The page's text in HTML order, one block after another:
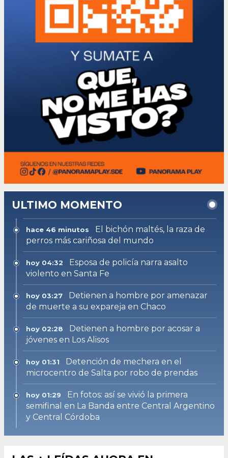
ULTIMO MOMENTO
hace 46 minutos
El bichón maltés, la raza de
perros más cariñosa del mundo
hoy 04:32
Esposa de policía narra asalto
violento en Santa Fe
hoy 03:27
Detienen a hombre por amenazar
de muerte a su expareja en Chaco
hoy 02:28
Detienen a hombre por acosar a
jóvenes en Los Alisos
hoy 01:31
Detención de mechera en el
microcentro de Salta por robo de prendas
hoy 01:29
En fotos: así se vivió la primera
semifinal en La Banda entre Central Argentino
y Central Córdoba